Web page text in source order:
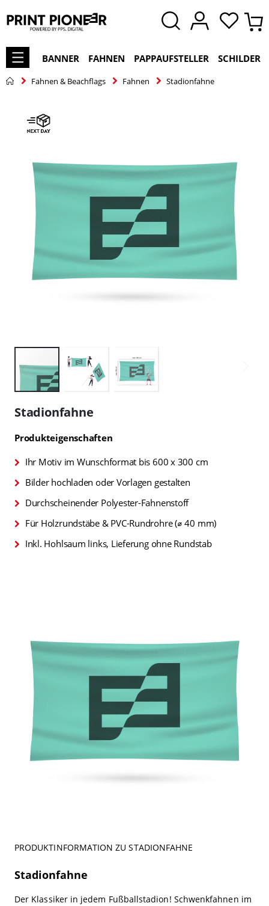
BANNER FAHNEN PAPPAUFSTELLER SCHILDER
Fahnen & Beachflags Fahnen Stadionfahne
Ende
Anfang
der
springen
Stadionfahne
Produkteigenschaften
Ihr Motiv im Wunschformat bis 600 x 300 cm
Bilder hochladen oder Vorlagen gestalten
Durchscheinender Polyester-Fahnenstoff
Für Holzrundstäbe & PVC-Rundrohre (⌀ 40 mm)
Inkl. Hohlsaum links, Lieferung ohne Rundstab
PRODUKTINFORMATION ZU STADIONFAHNE
Stadionfahne
Der Klassiker in jedem Fußballstadion! Schwenkfahnen im